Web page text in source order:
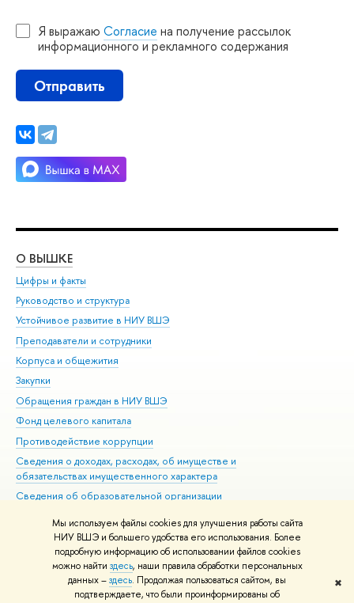
Мы используем файлы cookies для улучшения работы сайта
НИУ ВШЭ и большего удобства его использования. Более
подробную информацию об использовании файлов cookies
можно найти здесь, наши правила обработки персональных
данных –здесь. Продолжая пользоваться сайтом, вы
подтверждаете, что были проинформированы о
✖
Я выражаю Согласие на получение рассылок
информационного и рекламного содержания
Отправить
О ВЫШКЕ
Цифры и факты
Руководство и структура
Устойчивое развитие в НИУ ВШЭ
Преподаватели и сотрудники
Корпуса и общежития
Закупки
Обращения граждан в НИУ ВШЭ
Фонд целевого капитала
Противодействие коррупции
Сведения о доходах, расходах, об имуществе и
обязательствах имущественного характера
Сведения об образовательной организации
Людям с ограниченными возможностями здоровья
Единая платежная страница
Работа в Вышке